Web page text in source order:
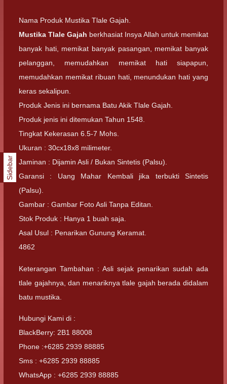
Nama Produk Mustika Tlale Gajah.
Mustika Tlale Gajah berkhasiat Insya Allah untuk memikat
banyak hati, memikat banyak pasangan, memikat banyak
pelanggan, memudahkan memikat hati siapapun,
memudahkan memikat ribuan hati, menundukan hati yang
keras sekalipun.
Produk Jenis ini bernama Batu Akik Tlale Gajah.
Produk jenis ini ditemukan Tahun 1548.
Tingkat Kekerasan 6.5-7 Mohs.
Ukuran : 30cx18x8 milimeter.
Jaminan : Dijamin Asli / Bukan Sintetis (Palsu).
Garansi : Uang Mahar Kembali jika terbukti Sintetis
(Palsu).
Gambar : Gambar Foto Asli Tanpa Editan.
Stok Produk : Hanya 1 buah saja.
Asal Usul : Penarikan Gunung Keramat.
4862
Keterangan Tambahan : Asli sejak penarikan sudah ada
tlale gajahnya, dan menariknya tlale gajah berada didalam
batu mustika.
Hubungi Kami di :
BlackBerry: 2B1 88008
Phone :+6285 2939 88885
Sms : +6285 2939 88885
WhatsApp : +6285 2939 88885
Sidebar